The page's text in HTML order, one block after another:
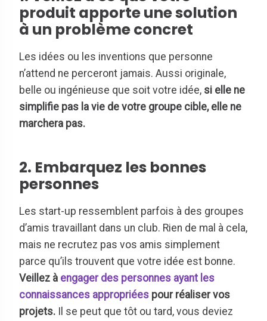
produit apporte une solution
à un problème concret
Les idées ou les inventions que personne
n’attend ne perceront jamais. Aussi originale,
belle ou ingénieuse que soit votre idée, si elle ne
simplifie pas la vie de votre groupe cible, elle ne
marchera pas.
2. Embarquez les bonnes
personnes
Les start-up ressemblent parfois à des groupes
d’amis travaillant dans un club. Rien de mal à cela,
mais ne recrutez pas vos amis simplement
parce qu’ils trouvent que votre idée est bonne.
Veillez à engager des personnes ayant les
connaissances appropriées pour réaliser vos
projets. Il se peut que tôt ou tard, vous deviez